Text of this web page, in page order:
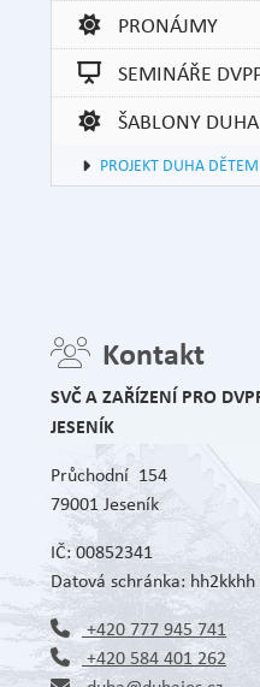
PRONÁJMY
SEMINÁŘE
ŠABLONY
PROJEKT DUHA DĚTEM
Kontakt
SVČ A ZAŘÍZENÍ PRO
JESENÍK
Průchodní 154
79001 Jeseník
IČ: 00852341
Datová schránka: hh2kkhh
+420 777 945 741
+420 584 401 262